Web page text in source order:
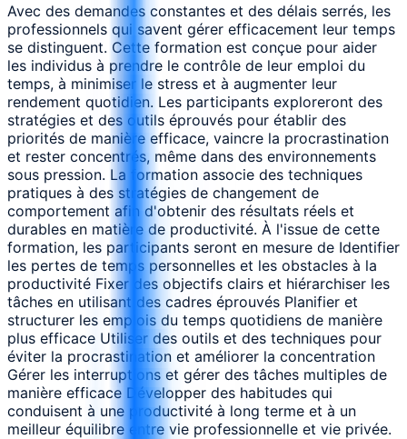
Avec des demandes constantes et des délais serrés, les
professionnels qui savent gérer efficacement leur temps
se distinguent. Cette formation est conçue pour aider
les individus à prendre le contrôle de leur emploi du
temps, à minimiser le stress et à augmenter leur
rendement quotidien. Les participants exploreront des
stratégies et des outils éprouvés pour établir des
priorités de manière efficace, vaincre la procrastination
et rester concentrés, même dans des environnements
sous pression. La formation associe des techniques
pratiques à des stratégies de changement de
comportement afin d'obtenir des résultats réels et
durables en matière de productivité. À l'issue de cette
formation, les participants seront en mesure de Identifier
les pertes de temps personnelles et les obstacles à la
productivité Fixer des objectifs clairs et hiérarchiser les
tâches en utilisant des cadres éprouvés Planifier et
structurer les emplois du temps quotidiens de manière
plus efficace Utiliser des outils et des techniques pour
éviter la procrastination et améliorer la concentration
Gérer les interruptions et gérer des tâches multiples de
manière efficace Développer des habitudes qui
conduisent à une productivité à long terme et à un
meilleur équilibre entre vie professionnelle et vie privée.